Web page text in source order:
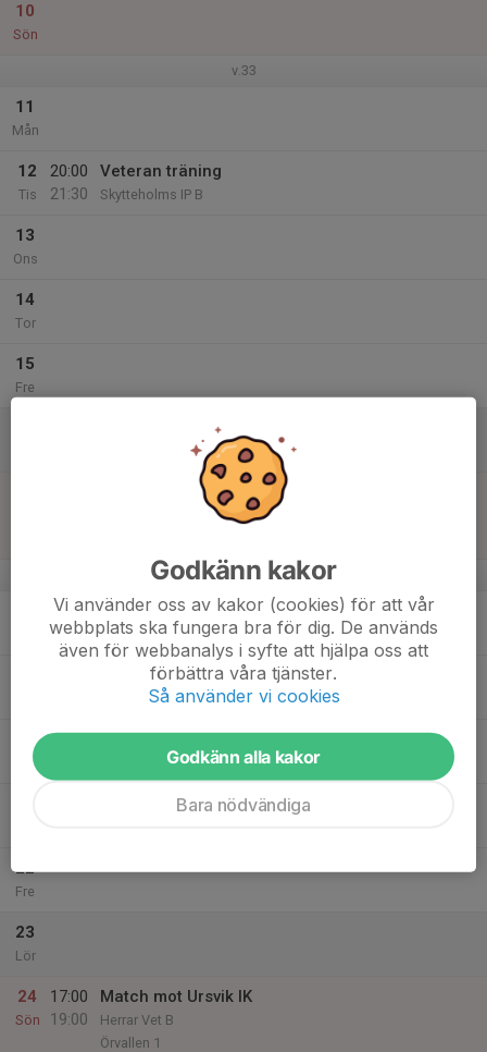
10
Sön
v.33
11
Mån
12
Tis
20:00
21:30
Veteran träning
Skytteholms IP B
13
Ons
14
Tor
15
Fre
Match mot Kofkella Kultur o IF
v.34
Veteran träning
Skytteholms IP B
Ons
22
Fre
23
Lör
24
Sön
17:00
19:00
Match mot Ursvik IK
Herrar Vet B
Örvallen 1
Godkänn kakor
Vi använder oss av kakor (cookies) för att vår
webbplats ska fungera bra för dig. De används
även för webbanalys i syfte att hjälpa oss att
förbättra våra tjänster.
Så använder vi cookies
Godkänn alla kakor
Bara nödvändiga